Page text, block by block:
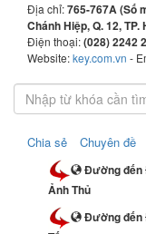
Địa chỉ:765-767A (Số
Chánh Hiệp, Q. 12, TP.
Điện thoại:(028) 2242
Website:key.com.vn -
Chia sẻ Chuyên đề
Đường đến
Ảnh Thủ
Đường đến